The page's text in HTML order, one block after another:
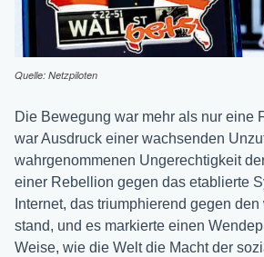
Quelle: Netzpiloten
Die Bewegung war mehr als nur eine
war Ausdruck einer wachsenden
wahrgenommenen Ungerechtigkeit
einer Rebellion gegen das etablierte
Internet, das triumphierend gegen
stand, und es markierte einen
Weise, wie die Welt die Macht der